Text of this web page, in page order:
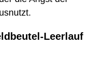
Leerlauf